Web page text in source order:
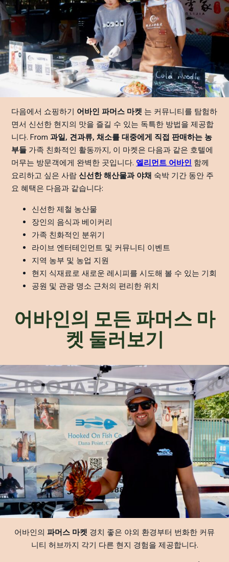
다음에서 쇼핑하기 어바인 파머스 마켓 는 커뮤니티를 탐험하
면서 신선한 현지의 맛을 즐길 수 있는 독특한 방법을 제공합
니다. From과일, 견과류, 채소를 대중에게 직접 판매하는 농
부들 가족 친화적인 활동까지, 이 마켓은 다음과 같은 호텔에
머무는 방문객에게 완벽한 곳입니다. 엘리먼트 어바인 함께
요리하고 싶은 사람신선한 해산물과 야채 숙박 기간 동안 주
요 혜택은 다음과 같습니다:
신선한 제철 농산물
장인의 음식과 베이커리
가족 친화적인 분위기
라이브 엔터테인먼트 및 커뮤니티 이벤트
지역 농부 및 농업 지원
현지 식재료로 새로운 레시피를 시도해 볼 수 있는 기회
공원 및 관광 명소 근처의 편리한 위치
어바인의 모든 파머스 마
켓 둘러보기
어바인의 파머스 마켓 경치 좋은 야외 환경부터 번화한 커뮤
니티 허브까지 각기 다른 현지 경험을 제공합니다.